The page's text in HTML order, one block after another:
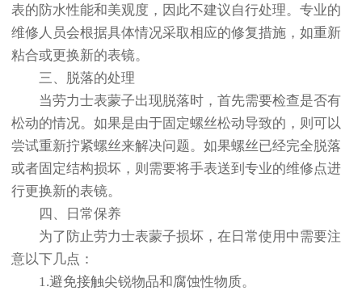
表的防水性能和美观度，因此不建议自行处理。专业的
维修人员会根据具体情况采取相应的修复措施，如重新
粘合或更换新的表镜。
三、脱落的处理
当劳力士表蒙子出现脱落时，首先需要检查是否有
松动的情况。如果是由于固定螺丝松动导致的，则可以
尝试重新拧紧螺丝来解决问题。如果螺丝已经完全脱落
或者固定结构损坏，则需要将手表送到专业的维修点进
行更换新的表镜。
四、日常保养
为了防止劳力士表蒙子损坏，在日常使用中需要注
意以下几点：
1.避免接触尖锐物品和腐蚀性物质。